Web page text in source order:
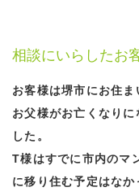
相談にいらしたお
お客様は堺市にお住ま
お父様がお亡くなり
した。
T様はすでに市内のマ
に移り住む予定はな